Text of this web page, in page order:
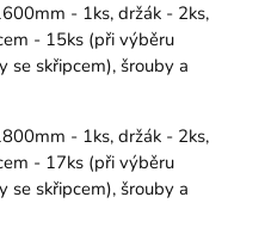
- 1ks, držák - 2ks,
- 15ks (při výběru
se skřipcem), šrouby a
- 1ks, držák - 2ks,
- 17ks (při výběru
se skřipcem), šrouby a